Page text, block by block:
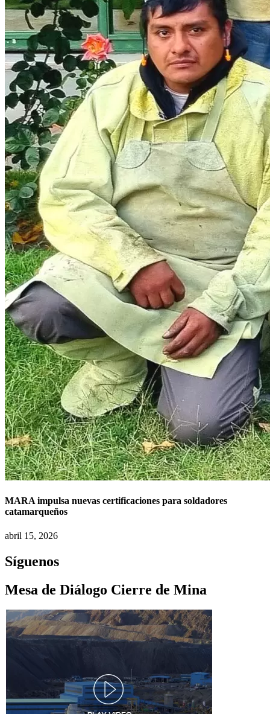
MARA impulsa nuevas certificaciones para soldadores
catamarqueños
abril 15, 2026
Síguenos
Mesa de Diálogo Cierre de Mina